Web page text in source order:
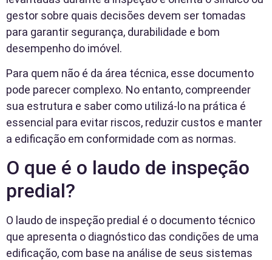
gestor sobre quais decisões devem ser tomadas
para garantir segurança, durabilidade e bom
desempenho do imóvel.
Para quem não é da área técnica, esse documento
pode parecer complexo. No entanto, compreender
sua estrutura e saber como utilizá-lo na prática é
essencial para evitar riscos, reduzir custos e manter
a edificação em conformidade com as normas.
O que é o laudo de inspeção
predial?
O laudo de inspeção predial é o documento técnico
que apresenta o diagnóstico das condições de uma
edificação, com base na análise de seus sistemas